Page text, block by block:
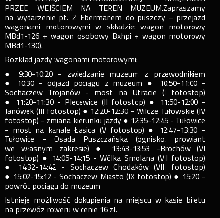
PRZED WEJŚCIEM NA TEREN MUZEUM.Zapraszamy
na wydarzenie pt. Z Ebermanem do puszczy – przejazd
wagonami motorowymi w składzie: wagon motorowy
MBd1-126 + wagon osobowy Bxhpi + wagon motorowy
MBd1-130).
Rozkład jazdy wagonami motorowymi:
● 9:30-10:20 - zwiedzanie muzeum z przewodnikiem
● 10:30 - odjazd pociągu z muzeum ● 10:50-11:00 -
Sochaczew Trojanów - most na Utracie (I fotostop)
● 11:20-11:30 - Plecewice (II fotostop) ● 11:50-12:00 -
Janówek (III fotostop) ● 12:20-12:30 - Wilcze Tułowskie (IV
fotostop) - zmiana kierunku jazdy ● 12:35-12:45 - Tułowice
- most na kanale Łasica (V fotostop) ● 12:47-13:30 -
Tułowice - Osada Puszczańska (ognisko, prowiant
we własnym zakresie) ● 13:43-13:53 -Brochów (VI
fotostop) ● 14:05-14:15 - Wólka Smolana (VII fotostop)
● 14:32-14:42 - Sochaczew Chodaków (VIII fotostop)
● 15:02-15:12 - Sochaczew Miasto (IX fotostop) ● 15:20 -
powrót pociągu do muzeum
Istnieje możliwość dokupienia na miejscu w kasie biletu
na przewóz roweru w cenie 16 zł.